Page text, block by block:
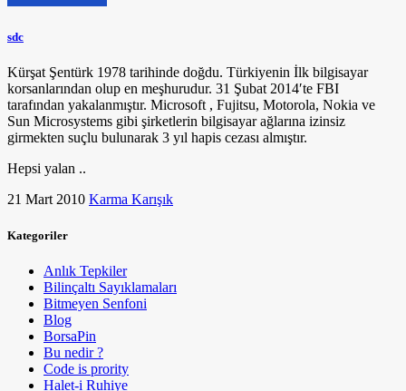
sdc
Kürşat Şentürk 1978 tarihinde doğdu. Türkiyenin İlk bilgisayar
korsanlarından olup en meşhurudur. 31 Şubat 2014′te FBI
tarafından yakalanmıştır. Microsoft , Fujitsu, Motorola, Nokia ve
Sun Microsystems gibi şirketlerin bilgisayar ağlarına izinsiz
girmekten suçlu bulunarak 3 yıl hapis cezası almıştır.
Hepsi yalan ..
21 Mart 2010 Karma Karışık
Kategoriler
Anlık Tepkiler
Bilinçaltı Sayıklamaları
Bitmeyen Senfoni
Blog
BorsaPin
Bu nedir ?
Code is prority
Halet-i Ruhiye